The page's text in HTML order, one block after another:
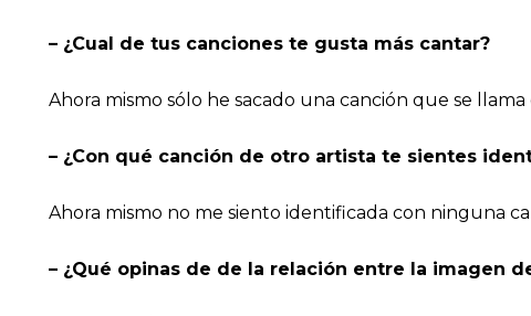
– ¿Cual de tus canciones te gusta más cantar?
Ahora mismo sólo he sacado una canción que se
– ¿Con qué canción de otro artista te sientes
Ahora mismo no me siento identificada con ninguna
– ¿Qué opinas de de la relación entre la imagen